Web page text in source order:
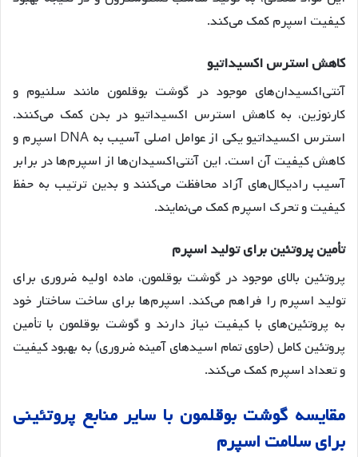
کیفیت اسپرم کمک می‌کند.
کاهشاسترساکسیداتیو
آنتی‌اکسیدان‌های موجود در گوشت بوقلمون مانند سلنیوم و
کارنوزین، به کاهش استرس اکسیداتیو در بدن کمک می‌کنند.
استرس اکسیداتیو یکی از عوامل اصلی آسیب به DNA اسپرم و
کاهش کیفیت آن است. این آنتی‌اکسیدان‌ها از اسپرم‌ها در برابر
آسیب رادیکال‌های آزاد محافظت می‌کنند و بدین ترتیب به حفظ
کیفیت و تحرک اسپرم کمک می‌نمایند.
تأمینپروتئینبرایتولیداسپرم
پروتئین بالای موجود در گوشت بوقلمون، ماده اولیه ضروری برای
تولید اسپرم را فراهم می‌کند. اسپرم‌ها برای ساخت ساختار خود
به پروتئین‌های با کیفیت نیاز دارند و گوشت بوقلمون با تأمین
پروتئین کامل (حاوی تمام اسیدهای آمینه ضروری) به بهبود کیفیت
و تعداد اسپرم کمک می‌کند.
مقایسه گوشت بوقلمون با سایر منابع پروتئینی
برایسلامت اسپرم